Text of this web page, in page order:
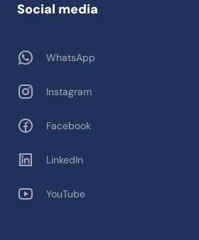
Social media
WhatsApp
Instagram
Facebook
LinkedIn
YouTube